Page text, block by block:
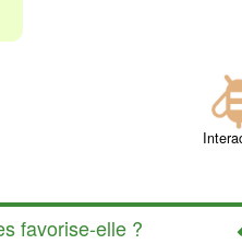
favorise-elle ?